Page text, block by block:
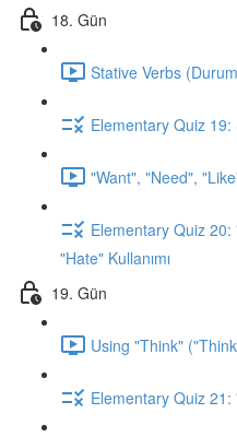
18. Gün
Stative Verbs
Elementary Quiz
"Want", "Need",
Elementary Quiz
"Hate" Kullanımı
19. Gün
Using "Think"
Elementary Quiz 21: